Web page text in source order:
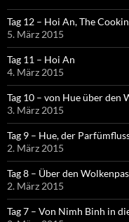
Tag 12 – Hoi An, The
5. März 2015
Tag 11 – Hoi An
4. März 2015
Tag 10 – von Hue über den
3. März 2015
Tag 9 – Hue, der
2. März 2015
Tag 8 – Über den
2. März 2015
Tag 7 – Von Nimh Binh in